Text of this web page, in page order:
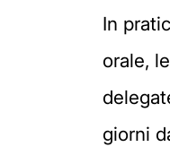
In
orale,
giorni